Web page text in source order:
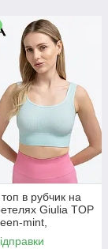
в рубчик на
Giulia TOP
mint,
спортивний,